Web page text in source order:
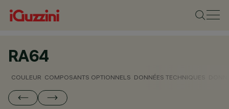
RA64
COULEUR COMPOSANTS OPTIONNELS DONNÉES TECHNIQUES